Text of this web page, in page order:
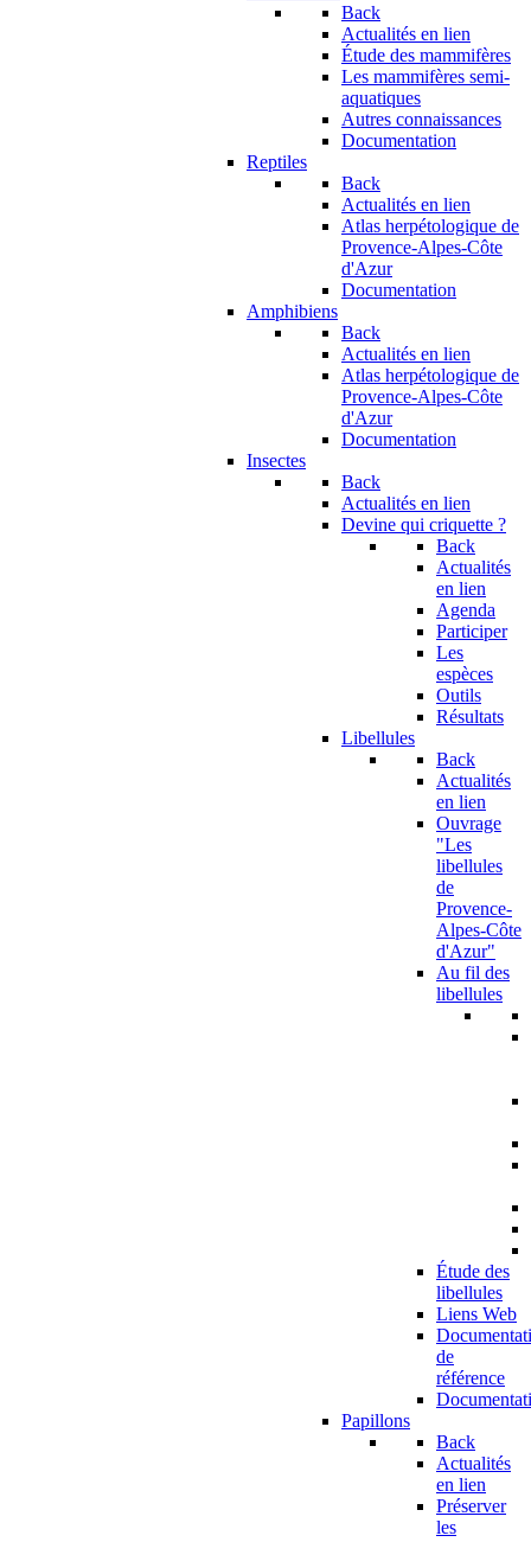
Back
Actualités en lien
Étude des mammifères
Les mammifères semi-
aquatiques
Autres connaissances
Documentation
Reptiles
Back
Actualités en lien
Atlas herpétologique de
Provence-Alpes-Côte
d'Azur
Documentation
Amphibiens
Back
Actualités en lien
Atlas herpétologique de
Provence-Alpes-Côte
d'Azur
Documentation
Insectes
Back
Actualités en lien
Devine qui criquette ?
Back
Actualités
en lien
Agenda
Participer
Les
espèces
Outils
Résultats
Libellules
Back
Actualités
en lien
Ouvrage
"Les
libellules
de
Provence-
Alpes-Côte
d'Azur"
Au fil des
libellules
Étude des
libellules
Liens Web
de
référence
Papillons
Back
Actualités
en lien
Préserver
les